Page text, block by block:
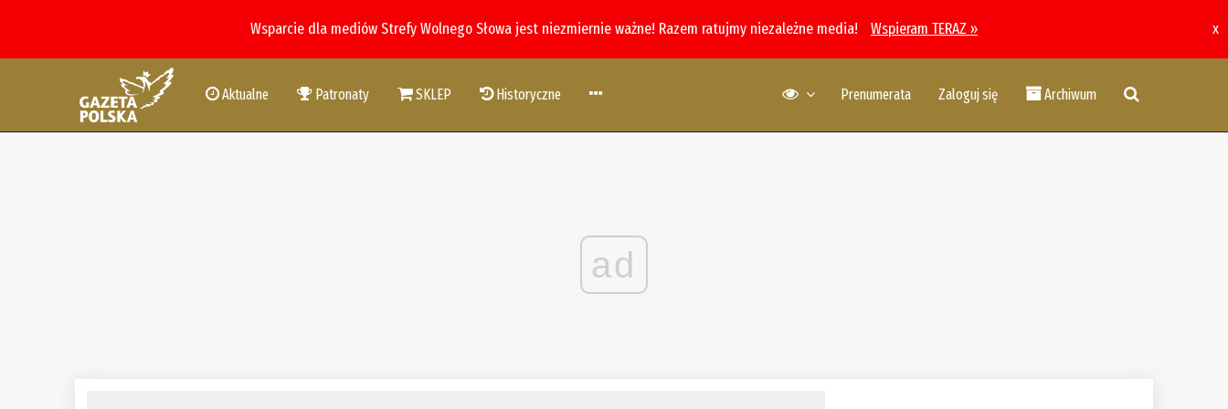
Wsparcie dla mediów Strefy Wolnego Słowa jest niezmiernie ważne! Razem ratujmy niezależne media! Wspieram TERAZ » x
Aktualne Patronaty SKLEP Historyczne Prenumerata Zaloguj się Archiwum
ad